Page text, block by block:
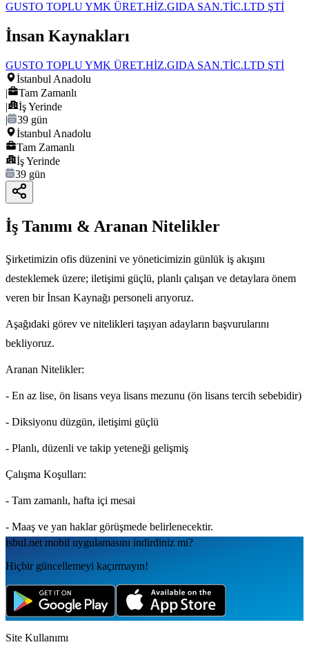
GUSTO TOPLU YMK ÜRET.HİZ.GIDA SAN.TİC.LTD ŞTİ
İnsan Kaynakları
GUSTO TOPLU YMK ÜRET.HİZ.GIDA SAN.TİC.LTD ŞTİ
İstanbul Anadolu
|
Tam Zamanlı
|
İş Yerinde
|
39 gün
İstanbul Anadolu
Tam Zamanlı
İş Yerinde
39 gün
İş Tanımı & Aranan Nitelikler
Şirketimizin ofis düzenini ve yöneticimizin günlük iş akışını
desteklemek üzere; iletişimi güçlü, planlı çalışan ve detaylara önem
veren bir İnsan Kaynağı personeli arıyoruz.
Aşağıdaki görev ve nitelikleri taşıyan adayların başvurularını
bekliyoruz.
Aranan Nitelikler:
- En az lise, ön lisans veya lisans mezunu (ön lisans tercih sebebidir)
- Diksiyonu düzgün, iletişimi güçlü
- Planlı, düzenli ve takip yeteneği gelişmiş
Çalışma Koşulları:
- Tam zamanlı, hafta içi mesai
- Maaş ve yan haklar görüşmede belirlenecektir.
isbul.net mobil uygulamаsını indirdiniz mi?
Hiçbir güncellemeyi kaçırmayın!
Site Kullanımı